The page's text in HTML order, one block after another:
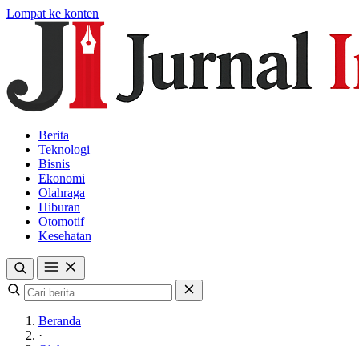
Lompat ke konten
Berita
Teknologi
Bisnis
Ekonomi
Olahraga
Hiburan
Otomotif
Kesehatan
Beranda
·